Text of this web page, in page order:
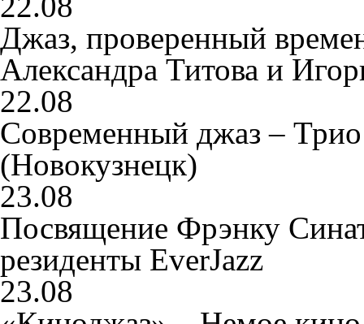
Джаз, проверенный
Александра Титова и
22.08
Современный джаз –
(Новокузнецк)
23.08
Посвящение Фрэнку
резиденты EverJazz
23.08